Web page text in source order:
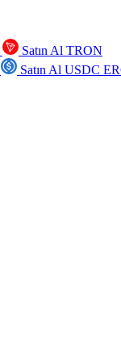
Satın Al TRON
Satın Al USDC